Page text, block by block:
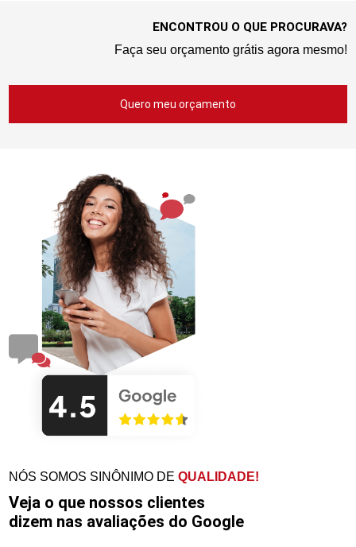
ENCONTROU O QUE PROCURAVA?
Faça seu orçamento grátis agora mesmo!
Quero meu orçamento
NÓS SOMOS SINÔNIMO DEQUALIDADE!
Veja o que nossos clientes
dizem nas avaliações do Google